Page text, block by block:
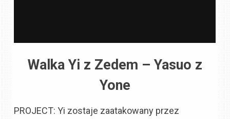
Walka Yi z Zedem – Yasuo z
Yone
PROJECT: Yi zostaje zaatakowany przez